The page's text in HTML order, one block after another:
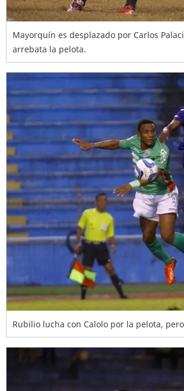
Mayorquín es desplazado por Carlos
arrebata la pelota.
Rubilio lucha con Calolo por la pelota,